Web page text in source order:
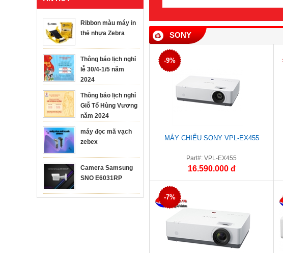
Ribbon màu máy in
thẻ nhựa Zebra
Thông báo lịch nghỉ
lễ 30/4-1/5 năm
2024
Thông báo lịch nghỉ
Giỗ Tổ Hùng Vương
năm 2024
máy đọc mã vạch
zebex
Camera Samsung
SNO E6031RP
SONY
-9%
MÁY CHIẾU SONY VPL-EX455
Part#: VPL-EX455
16.590.000 đ
-7%